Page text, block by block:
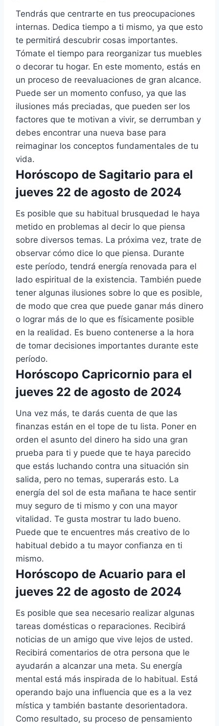
Tendrás que centrarte en tus preocupaciones
internas. Dedica tiempo a ti mismo, ya que esto
te permitirá descubrir cosas importantes.
Tómate el tiempo para reorganizar tus muebles
o decorar tu hogar. En este momento, estás en
un proceso de reevaluaciones de gran alcance.
Puede ser un momento confuso, ya que las
ilusiones más preciadas, que pueden ser los
factores que te motivan a vivir, se derrumban y
debes encontrar una nueva base para
reimaginar los conceptos fundamentales de tu
vida.
Horóscopo de Sagitario para el
jueves 22 de agosto de 2024
Es posible que su habitual brusquedad le haya
metido en problemas al decir lo que piensa
sobre diversos temas. La próxima vez, trate de
observar cómo dice lo que piensa. Durante
este período, tendrá energía renovada para el
lado espiritual de la existencia. También puede
tener algunas ilusiones sobre lo que es posible,
de modo que crea que puede ganar más dinero
o lograr más de lo que es físicamente posible
en la realidad. Es bueno contenerse a la hora
de tomar decisiones importantes durante este
período.
Horóscopo Capricornio para el
jueves 22 de agosto de 2024
Una vez más, te darás cuenta de que las
finanzas están en el tope de tu lista. Poner en
orden el asunto del dinero ha sido una gran
prueba para ti y puede que te haya parecido
que estás luchando contra una situación sin
salida, pero no temas, superarás esto. La
energía del sol de esta mañana te hace sentir
muy seguro de ti mismo y con una mayor
vitalidad. Te gusta mostrar tu lado bueno.
Puede que te encuentres más creativo de lo
habitual debido a tu mayor confianza en ti
mismo.
Horóscopo de Acuario para el
jueves 22 de agosto de 2024
Es posible que sea necesario realizar algunas
tareas domésticas o reparaciones. Recibirá
noticias de un amigo que vive lejos de usted.
Recibirá comentarios de otra persona que le
ayudarán a alcanzar una meta. Su energía
mental está más inspirada de lo habitual. Está
operando bajo una influencia que es a la vez
mística y también bastante desorientadora.
Como resultado, su proceso de pensamiento